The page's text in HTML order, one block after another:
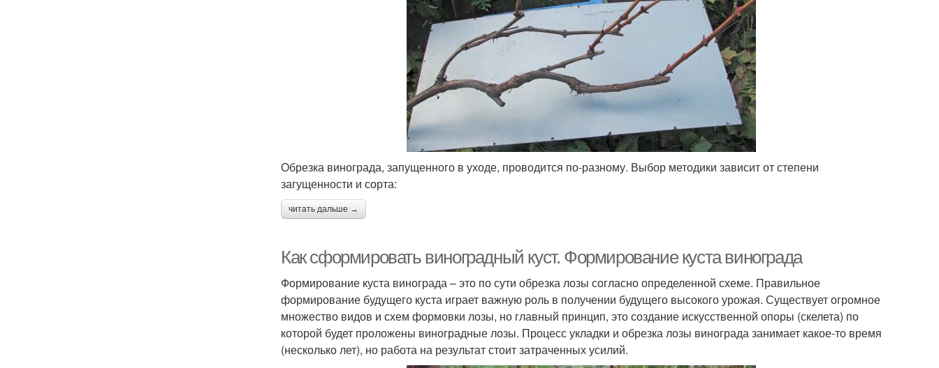
Обрезка винограда, запущенного в уходе, проводится по-разному. Выбор методики зависит от степени
загущенности и сорта:
читать дальше →
Как сформировать виноградный куст. Формирование куста винограда
Формирование куста винограда – это по сути обрезка лозы согласно определенной схеме. Правильное
формирование будущего куста играет важную роль в получении будущего высокого урожая. Существует огромное
множество видов и схем формовки лозы, но главный принцип, это создание искусственной опоры (скелета) по
которой будет проложены виноградные лозы. Процесс укладки и обрезка лозы винограда занимает какое-то время
(несколько лет), но работа на результат стоит затраченных усилий.